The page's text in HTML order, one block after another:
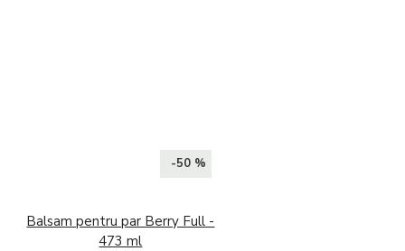
-50 %
Balsam pentru par Berry Full -
473 ml